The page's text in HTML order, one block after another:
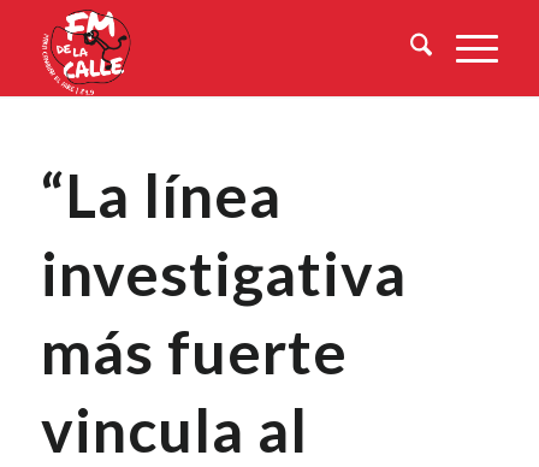
“La línea
investigativa
más fuerte
vincula al